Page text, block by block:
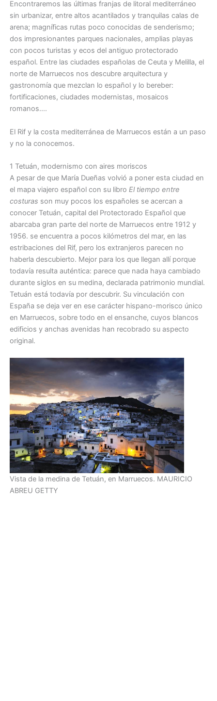
Encontraremos las últimas franjas de litoral mediterráneo
sin urbanizar, entre altos acantilados y tranquilas calas de
arena; magníficas rutas poco conocidas de senderismo;
dos impresionantes parques nacionales, amplias playas
con pocos turistas y ecos del antiguo protectorado
español. Entre las ciudades españolas de Ceuta y Melilla, el
norte de Marruecos nos descubre arquitectura y
gastronomía que mezclan lo español y lo bereber:
fortificaciones, ciudades modernistas, mosaicos
romanos….
El Rif y la costa mediterránea de Marruecos están a un paso
y no la conocemos.
1 Tetuán, modernismo con aires moriscos
A pesar de que María Dueñas volvió a poner esta ciudad en
el mapa viajero español con su libro El tiempo entre
costuras son muy pocos los españoles se acercan a
conocer Tetuán, capital del Protectorado Español que
abarcaba gran parte del norte de Marruecos entre 1912 y
1956. se encuentra a pocos kilómetros del mar, en las
estribaciones del Rif, pero los extranjeros parecen no
haberla descubierto. Mejor para los que llegan allí porque
todavía resulta auténtica: parece que nada haya cambiado
durante siglos en su medina, declarada patrimonio mundial.
Tetuán está todavía por descubrir. Su vinculación con
España se deja ver en ese carácter hispano-morisco único
en Marruecos, sobre todo en el ensanche, cuyos blancos
edificios y anchas avenidas han recobrado su aspecto
original.
Vista de la medina de Tetuán, en Marruecos. MAURICIO
ABREU GETTY